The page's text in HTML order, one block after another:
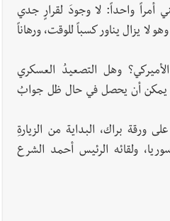
أمراً واحداً: لا وجودَ لقرارٍ جدي
لا يزال يناور كسباً للوقت، ورهاناً
وهل التصعيدُ العسكري
يمكن أن يحصل في حال ظل جوابُ
ورقة براك، البداية من الزيارةِ
ولقائه الرئيس أحمد الشرع